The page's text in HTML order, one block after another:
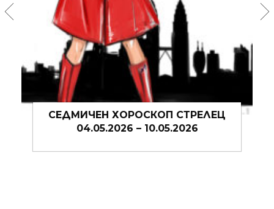
СЕДМИЧЕН ХОРОСКОП СТРЕЛЕЦ
27.04.2026 – 03.05.2026